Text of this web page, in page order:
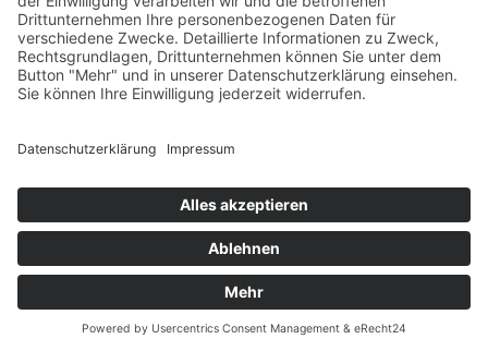
Krahnstr. 17/18 | 49074 Osnabrück
Telefon: 0541 29746 | E-Mail:info@optikmeyer.de
Impressum|Datenschutz|Cookie-Einstellungen